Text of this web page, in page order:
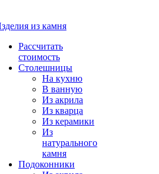
из камня
Рассчитать
стоимость
Столешницы
На кухню
В ванную
Из акрила
Из кварца
Из керамики
Из
натурального
камня
Подоконники